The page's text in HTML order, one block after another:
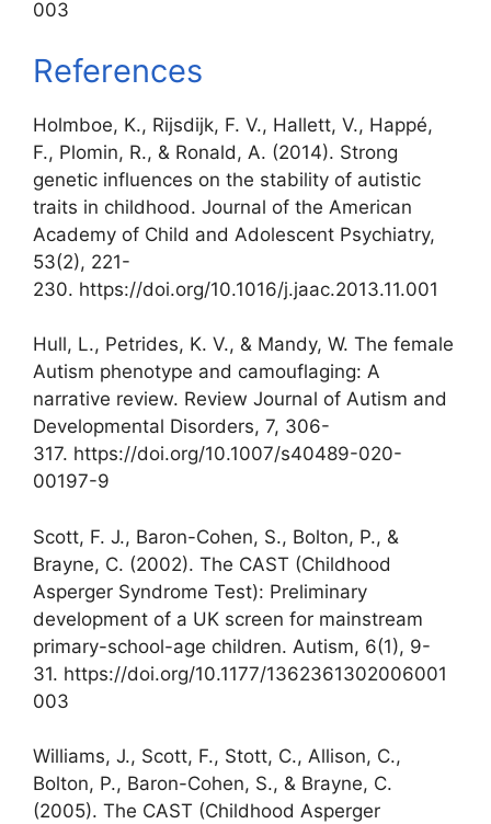
003
References
Holmboe, K., Rijsdijk, F. V., Hallett, V., Happé,
F., Plomin, R., & Ronald, A. (2014). Strong
genetic influences on the stability of autistic
traits in childhood. Journal of the American
Academy of Child and Adolescent Psychiatry,
53(2), 221-
230. https://doi.org/10.1016/j.jaac.2013.11.001
Hull, L., Petrides, K. V., & Mandy, W. The female
Autism phenotype and camouflaging: A
narrative review. Review Journal of Autism and
Developmental Disorders, 7, 306-
317. https://doi.org/10.1007/s40489-020-
00197-9
Scott, F. J., Baron-Cohen, S., Bolton, P., &
Brayne, C. (2002). The CAST (Childhood
Asperger Syndrome Test): Preliminary
development of a UK screen for mainstream
primary-school-age children. Autism, 6(1), 9-
31. https://doi.org/10.1177/1362361302006001
003
Williams, J., Scott, F., Stott, C., Allison, C.,
Bolton, P., Baron-Cohen, S., & Brayne, C.
(2005). The CAST (Childhood Asperger